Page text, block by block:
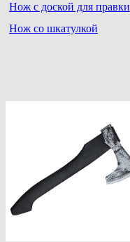
Нож с доской для правки
Нож со шкатулкой